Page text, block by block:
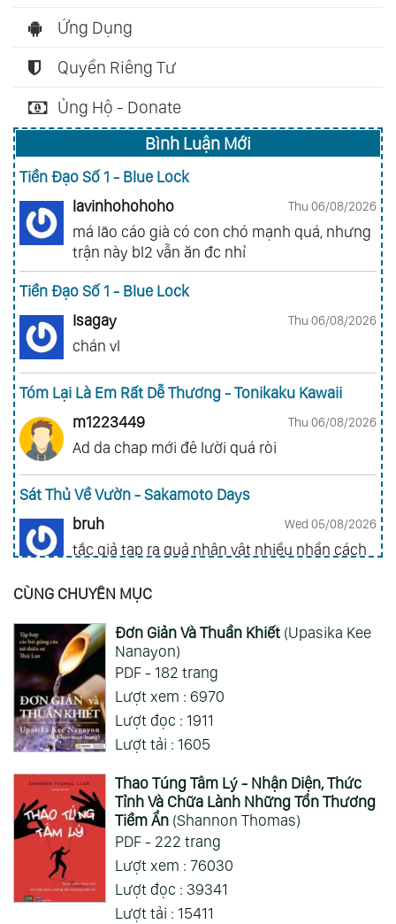
Ứng Dụng
Quyền Riêng Tư
Ủng Hộ - Donate
Bình Luận Mới
Tiền Đạo Số 1 - Blue Lock
lavinhohohoho
Thu 06/08/2026
má lão cáo già có con chó mạnh quá, nhưng
trận này bl2 vẫn ăn đc nhỉ
Tiền Đạo Số 1 - Blue Lock
Isagay
Thu 06/08/2026
chán vl
Tóm Lại Là Em Rất Dễ Thương - Tonikaku Kawaii
m1223449
Thu 06/08/2026
Ad da chap mới đê lười quá ròi
Sát Thủ Về Vườn - Sakamoto Days
bruh
Wed 05/08/2026
tắc giả tạp ra quả nhân vật nhiều nhần cách
Gia Đình Điệp Viên - Spy X Family
ai hỏi 123
Wed 05/08/2026
Mong 1 ngày shop ra 2 chap
CÙNG CHUYÊN MỤC
Đơn Giản Và Thuần Khiết(Upasika Kee
Nanayon)
PDF - 182 trang
Lượt xem : 6970
Lượt đọc : 1911
Lượt tải : 1605
Thao Túng Tâm Lý - Nhận Diện, Thức
Tỉnh Và Chữa Lành Những Tổn Thương
Tiềm Ẩn(Shannon Thomas)
PDF - 222 trang
Lượt xem : 76030
Lượt đọc : 39341
Lượt tải : 15411